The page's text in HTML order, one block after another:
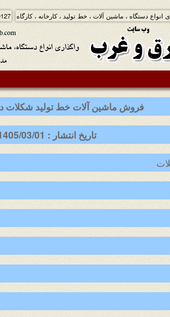
انواع دستگاه ، ماشین آلات ، خط تولید ، کارخانه ، کارگاه
فروش ماشین آلات خط تولید شکلات در
تاریخ انتشار : 1405/03/01